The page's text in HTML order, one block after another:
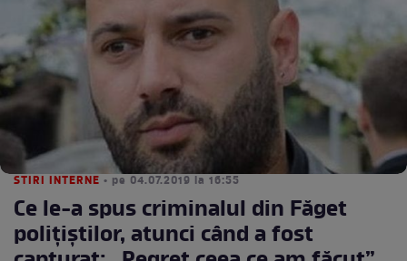
STIRI INTERNE • pe 04.07.2019 la 16:55
Ce le-a spus criminalul din Făget
polițiștilor, atunci când a fost